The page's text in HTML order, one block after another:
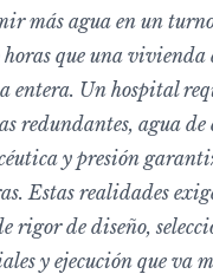
más agua en un
que una vivienda
entera. Un hospital
redundantes, agua
y presión
Estas realidades
rigor de diseño,
y ejecución que va